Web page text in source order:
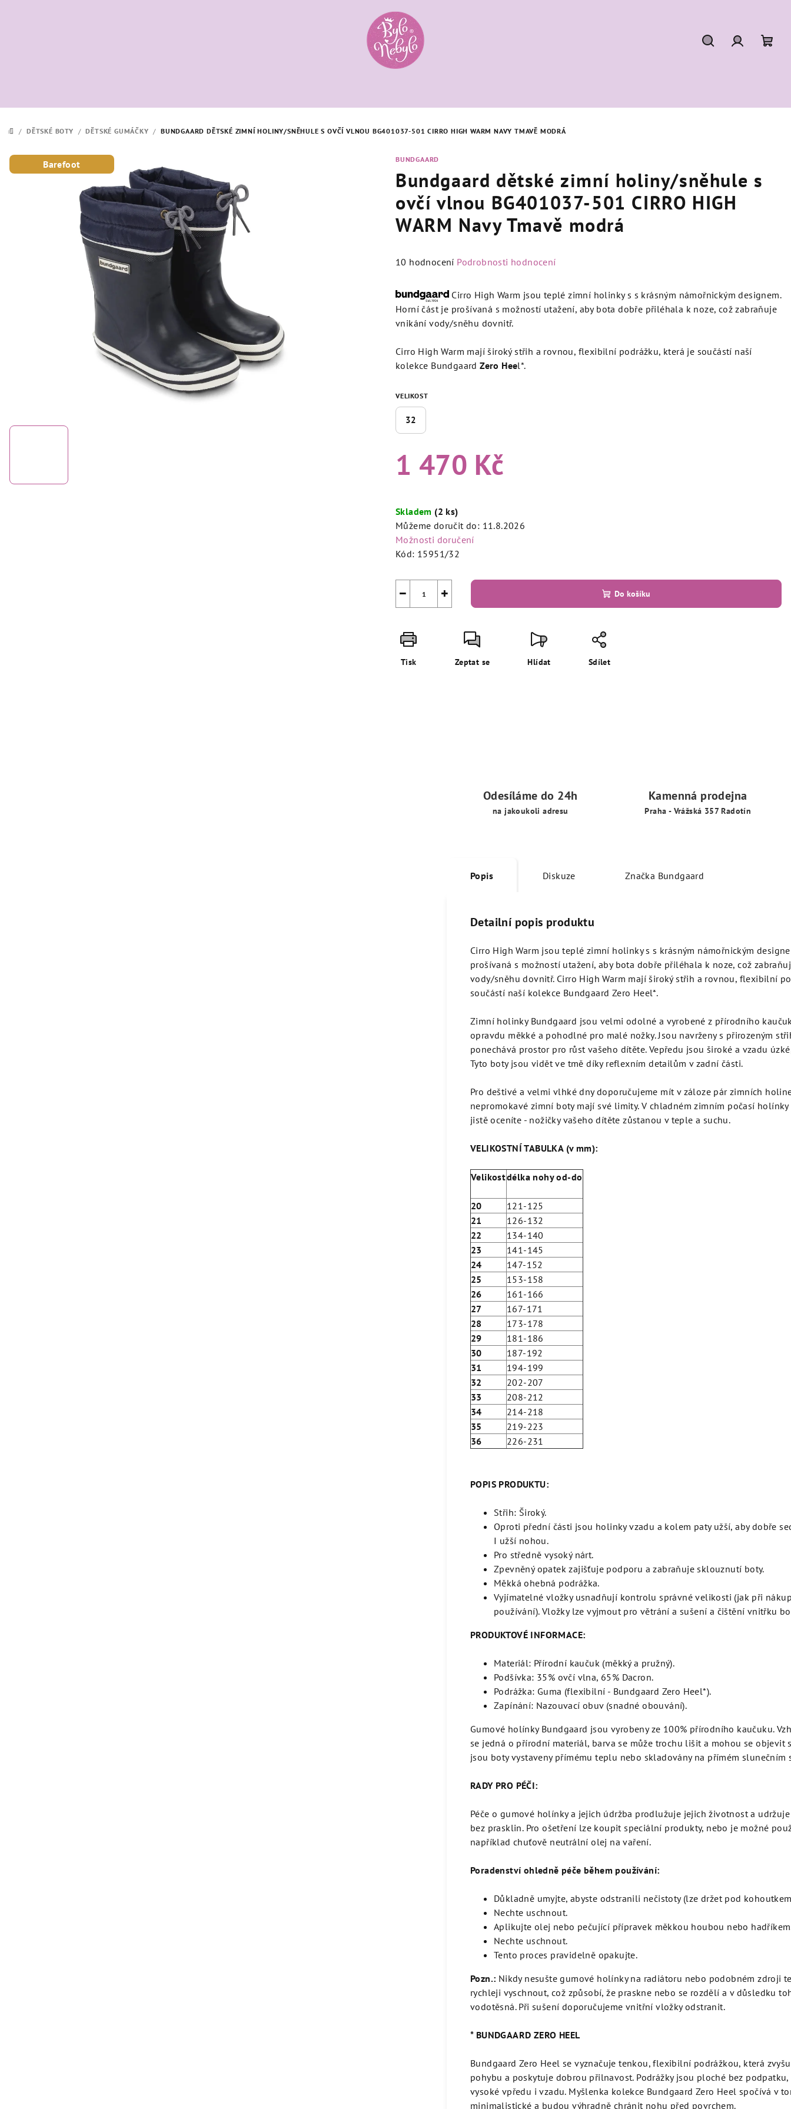
DOMŮ
/ DĚTSKÉ BOTY / DĚTSKÉ GUMÁČKY / BUNDGAARD DĚTSKÉ ZIMNÍ HOLINY/SNĚHULE S OVČÍ VLNOU BG401037-501 CIRRO HIGH WARM NAVY TMAVĚ MODRÁ
BUNDGAARD
Bundgaard dětské zimní holiny/sněhule s
ovčí vlnou BG401037-501 CIRRO HIGH
WARM Navy Tmavě modrá
Průměrné
produktu
je
4,5
5
hvězdiček.
10 hodnocení Podrobnosti hodnocení
Cirro High Warm jsou teplé zimní holinky s s krásným námořnickým designem.
Horní část je prošívaná s možností utažení, aby bota dobře přiléhala k noze, což zabraňuje
vnikání vody/sněhu dovnitř.
Cirro High Warm mají široký střih a rovnou, flexibilní podrážku, která je součástí naší
kolekce BundgaardZero Heel*.
VELIKOST
32
1 470 Kč
cena:
Skladem (2 ks)
Můžeme doručit do: 11.8.2026
Možnosti doručení
Kód: 15951/32
+
− Do košíku
Tisk Zeptat se Hlídat Sdílet
Barefoot
Odesíláme do 24h
na jakoukoli adresu
Kamenná prodejna
Praha - Vrážská 357 Radotín
Popis Diskuze Značka Bundgaard
Detailní popis produktu
Cirro High Warm jsou teplé zimní holinky s s krásným námořnickým
prošívaná s možností utažení, aby bota dobře přiléhala k noze, což
vody/sněhu dovnitř. Cirro High Warm mají široký střih a rovnou, flexibilní
součástí naší kolekce Bundgaard Zero Heel*.
Zimní holinky Bundgaard jsou velmi odolné a vyrobené z přírodního
opravdu měkké a pohodlné pro malé nožky. Jsou navrženy s přirozeným
ponechává prostor pro růst vašeho dítěte. Vepředu jsou široké a vzadu
Tyto boty jsou vidět ve tmě díky reflexním detailům v zadní části.
Pro deštivé a velmi vlhké dny doporučujeme mít v záloze pár zimních
nepromokavé zimní boty mají své limity. V chladném zimním počasí
jistě oceníte - nožičky vašeho dítěte zůstanou v teple a suchu.
VELIKOSTNÍ TABULKA (v mm):
Velikostdélka nohy od-do
20
121-125
21
126-132
22
134-140
23
141-145
24
147-152
25
153-158
26
161-166
27
167-171
28
173-178
29
181-186
30
187-192
31
194-199
32
202-207
33
208-212
34
214-218
35
219-223
36
226-231
POPIS PRODUKTU:
Střih: Široký.
Oproti přední části jsou holinky vzadu a kolem paty užší, aby dobře
I užší nohou.
Pro středně vysoký nárt.
Zpevněný opatek zajišťuje podporu a zabraňuje sklouznutí boty.
Měkká ohebná podrážka.
Vyjímatelné vložky usnadňují kontrolu správné velikosti (jak při
používání). Vložky lze vyjmout pro větrání a sušení a čištění vnitřku
PRODUKTOVÉ INFORMACE:
Materiál: Přírodní kaučuk (měkký a pružný).
Podšívka: 35% ovčí vlna, 65% Dacron.
Podrážka: Guma (flexibilní - Bundgaard Zero Heel*).
Zapínání: Nazouvací obuv (snadné obouvání).
Gumové holínky Bundgaard jsou vyrobeny ze 100% přírodního kaučuku.
se jedná o přírodní materiál, barva se může trochu lišit a mohou se objevit
jsou boty vystaveny přímému teplu nebo skladovány na přímém slunečním
RADY PRO PÉČI:
Péče o gumové holínky a jejich údržba prodlužuje jejich životnost a
bez prasklin. Pro ošetření lze koupit speciální produkty, nebo je možné
například chuťově neutrální olej na vaření.
Poradenství ohledně péče během používání:
Důkladně umyjte, abyste odstranili nečistoty (lze držet pod
Nechte uschnout.
Aplikujte olej nebo pečující přípravek měkkou houbou nebo
Nechte uschnout.
Tento proces pravidelně opakujte.
Pozn.: Nikdy nesušte gumové holínky na radiátoru nebo podobném zdroji
rychleji vyschnout, což způsobí, že praskne nebo se rozdělí a v důsledku
vodotěsná. Při sušení doporučujeme vnitřní vložky odstranit.
* BUNDGAARD ZERO HEEL
Bundgaard Zero Heel se vyznačuje tenkou, flexibilní podrážkou, která
pohybu a poskytuje dobrou přilnavost. Podrážky jsou ploché bez podpatku,
vysoké vpředu i vzadu. Myšlenka kolekce Bundgaard Zero Heel spočívá v
minimalistické a budou výhradně chránit nohu před povrchem.